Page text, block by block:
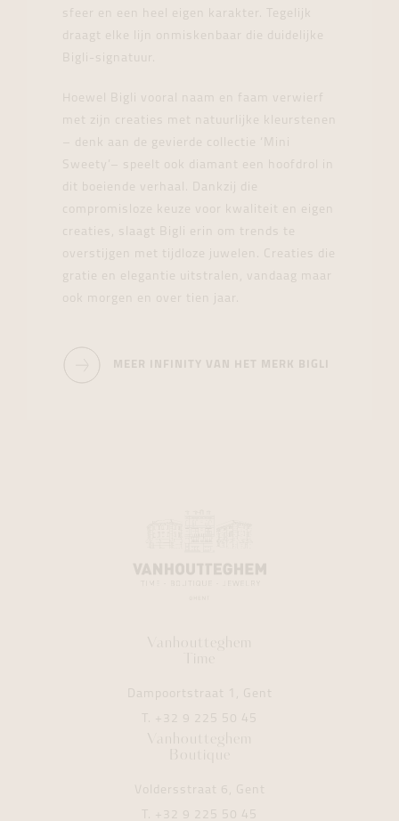
sfeer en een heel eigen karakter. Tegelijk
draagt elke lijn onmiskenbaar die duidelijke
Bigli-signatuur.
Hoewel Bigli vooral naam en faam verwierf
met zijn creaties met natuurlijke kleurstenen
– denk aan de gevierde collectie ‘Mini
Sweety’– speelt ook diamant een hoofdrol in
dit boeiende verhaal. Dankzij die
compromisloze keuze voor kwaliteit en eigen
creaties, slaagt Bigli erin om trends te
overstijgen met tijdloze juwelen. Creaties die
gratie en elegantie uitstralen, vandaag maar
ook morgen en over tien jaar.
MEER INFINITY VAN HET MERK BIGLI
Vanhoutteghem
Time
Dampoortstraat 1, Gent
T. +32 9 225 50 45
Vanhoutteghem
Boutique
Voldersstraat 6, Gent
T. +32 9 225 50 45